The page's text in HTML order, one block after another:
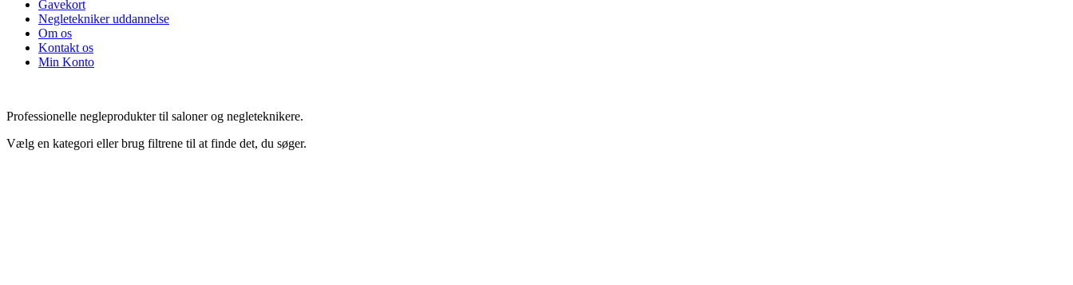
Gavekort
Negletekniker uddannelse
Om os
Kontakt os
Min Konto
Professionelle negleprodukter til saloner og negleteknikere.
Vælg en kategori eller brug filtrene til at finde det, du søger.